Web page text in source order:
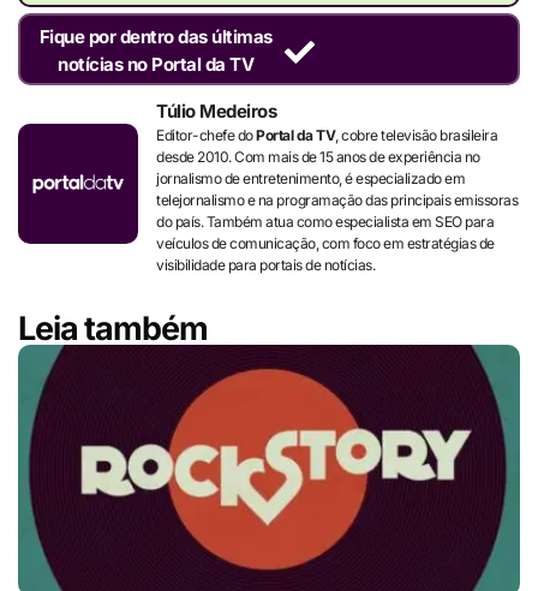
Fique por dentro das últimas
notícias no Portal da TV
Túlio Medeiros
Editor-chefe doPortal da TV, cobre televisão brasileira
desde 2010. Com mais de 15 anos de experiência no
jornalismo de entretenimento, é especializado em
telejornalismo e na programação das principais emissoras
do país. Também atua como especialista em SEO para
veículos de comunicação, com foco em estratégias de
visibilidade para portais de notícias.
Leia também